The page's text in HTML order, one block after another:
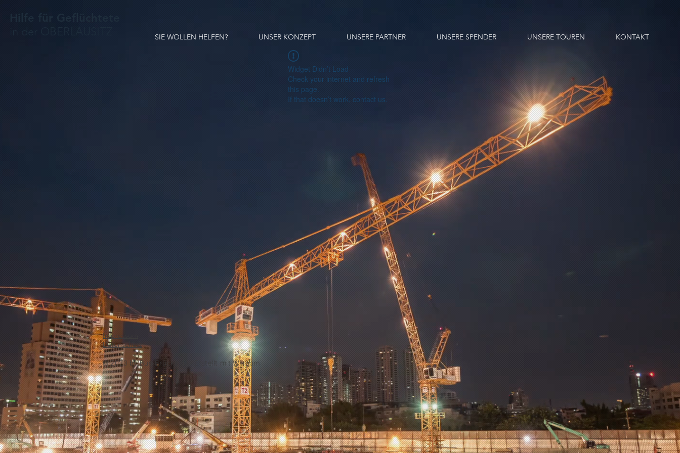
SIE WOLLEN HELFEN? UNSER KONZEPT UNSERE PARTNER UNSERE SPENDER UNSERE TOUREN KONTAKT
Widget Didn’t Load
Check your internet and refresh
this page.
If that doesn’t work, contact us.
Impressum
Datenschutz
© 2023 byBus-Brücke.de - Erstellt mitWix.com